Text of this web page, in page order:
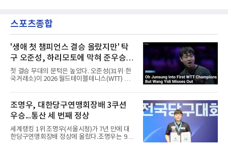
활용한 제공권과 문전 슈팅이 강점인 정통 스트
라이커로, K리그1 포항 스틸러스에서
의 2026-2027시즌 잉글랜드 풋볼리그컵(EFL
컵) 1라운드에서 팀의 2-0 승리에 쐐기를 박는
다. 1-0으로 앞서던 후반 21분 그라운드를 밟은
그는 후반 37분 상대 수비 라인 사이를 찌르는
전진 패스를 건넸고, 이를 받은 로베르트 보제니
크가 단독 드리블 끝에 오른발 슈팅으로 골망을
흔들었다.시점도 좋았다. 프랑스 올랭피크 리옹
이적설이 도는 배준호는 시즌 첫
스포츠종합
'생애 첫 챔피언스 결승 올랐지만' 탁
구 오준성, 하리모토에 막혀 준우승...
한국 최고 성적
첫 결승 무대의 문턱은 높았다. 오준성(31위·한
국거래소)이 2026 월드테이블테니스(WTT) 챔
일본 요코하마에서 열린 대회 마지막 날 남자 단
식 결승에서 일본의 에이스 하리모토 도모카즈
(5위)에게 게임 점수 1-4(11-7 7-11 4-11 8-11
7-11)로 졌다.결승에 오르기까지의 여정은 인상
적이었다. 그는 8강에서 세계 11위 당치우(독일)
를 4-3, 준결승에서 24위 시노즈카 히로토(일본)
를 4-1로 꺾고 생애 처음으로 챔피언스 결승에
조명우, 대한당구연맹회장배 3쿠션
우승...통산 세 번째 정상
세계랭킹 1위 조명우(서울시청)가 7년 만에 대
한당구연맹회장배 정상에 올랐다.조명우는 9일